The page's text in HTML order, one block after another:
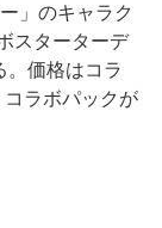
」のキャラク
スターターデ
。価格はコラ
ラボパックが